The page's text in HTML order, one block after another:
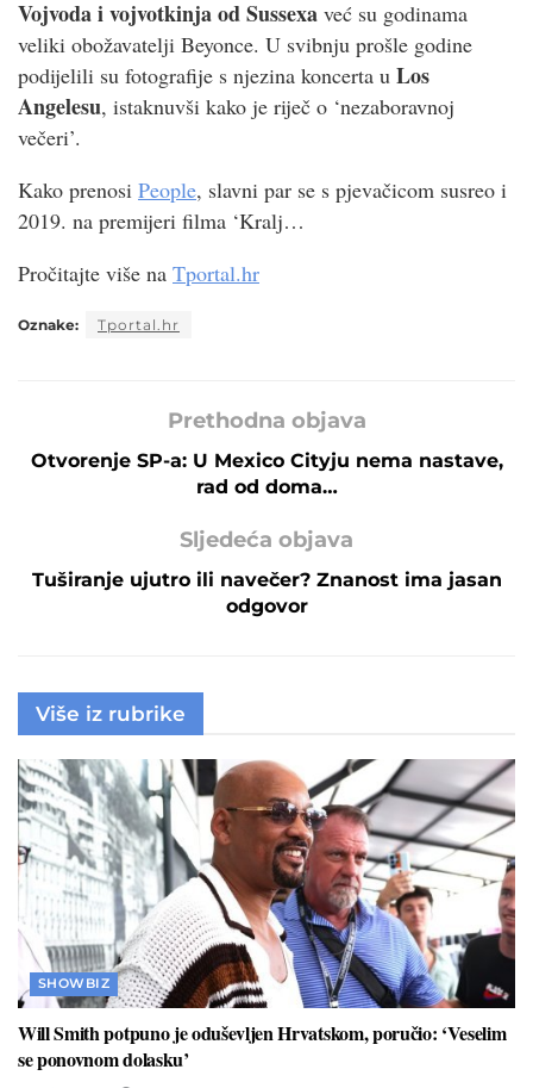
Vojvoda i vojvotkinja od Sussexa već su godinama
veliki obožavatelji Beyonce. U svibnju prošle godine
podijelili su fotografije s njezina koncerta u Los
Angelesu, istaknuvši kako je riječ o ‘nezaboravnoj
večeri’.
Kako prenosi People, slavni par se s pjevačicom susreo i
2019. na premijeri filma ‘Kralj…
Pročitajte više na Tportal.hr
Oznake: Tportal.hr
Prethodna objava
Otvorenje SP-a: U Mexico Cityju nema nastave,
rad od doma…
Sljedeća objava
Tuširanje ujutro ili navečer? Znanost ima jasan
odgovor
Više iz rubrike
SHOWBIZ
Will Smith potpuno je oduševljen Hrvatskom, poručio: ‘Veselim
se ponovnom dolasku’